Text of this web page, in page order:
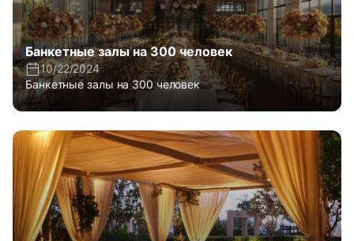
Банкетные залы на 300 человек
10/22/2024
Банкетные залы на 300 человек